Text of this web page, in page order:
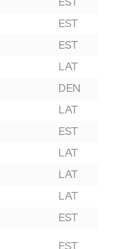
EST
EST
EST
LAT
DEN
LAT
EST
LAT
LAT
LAT
EST
EST